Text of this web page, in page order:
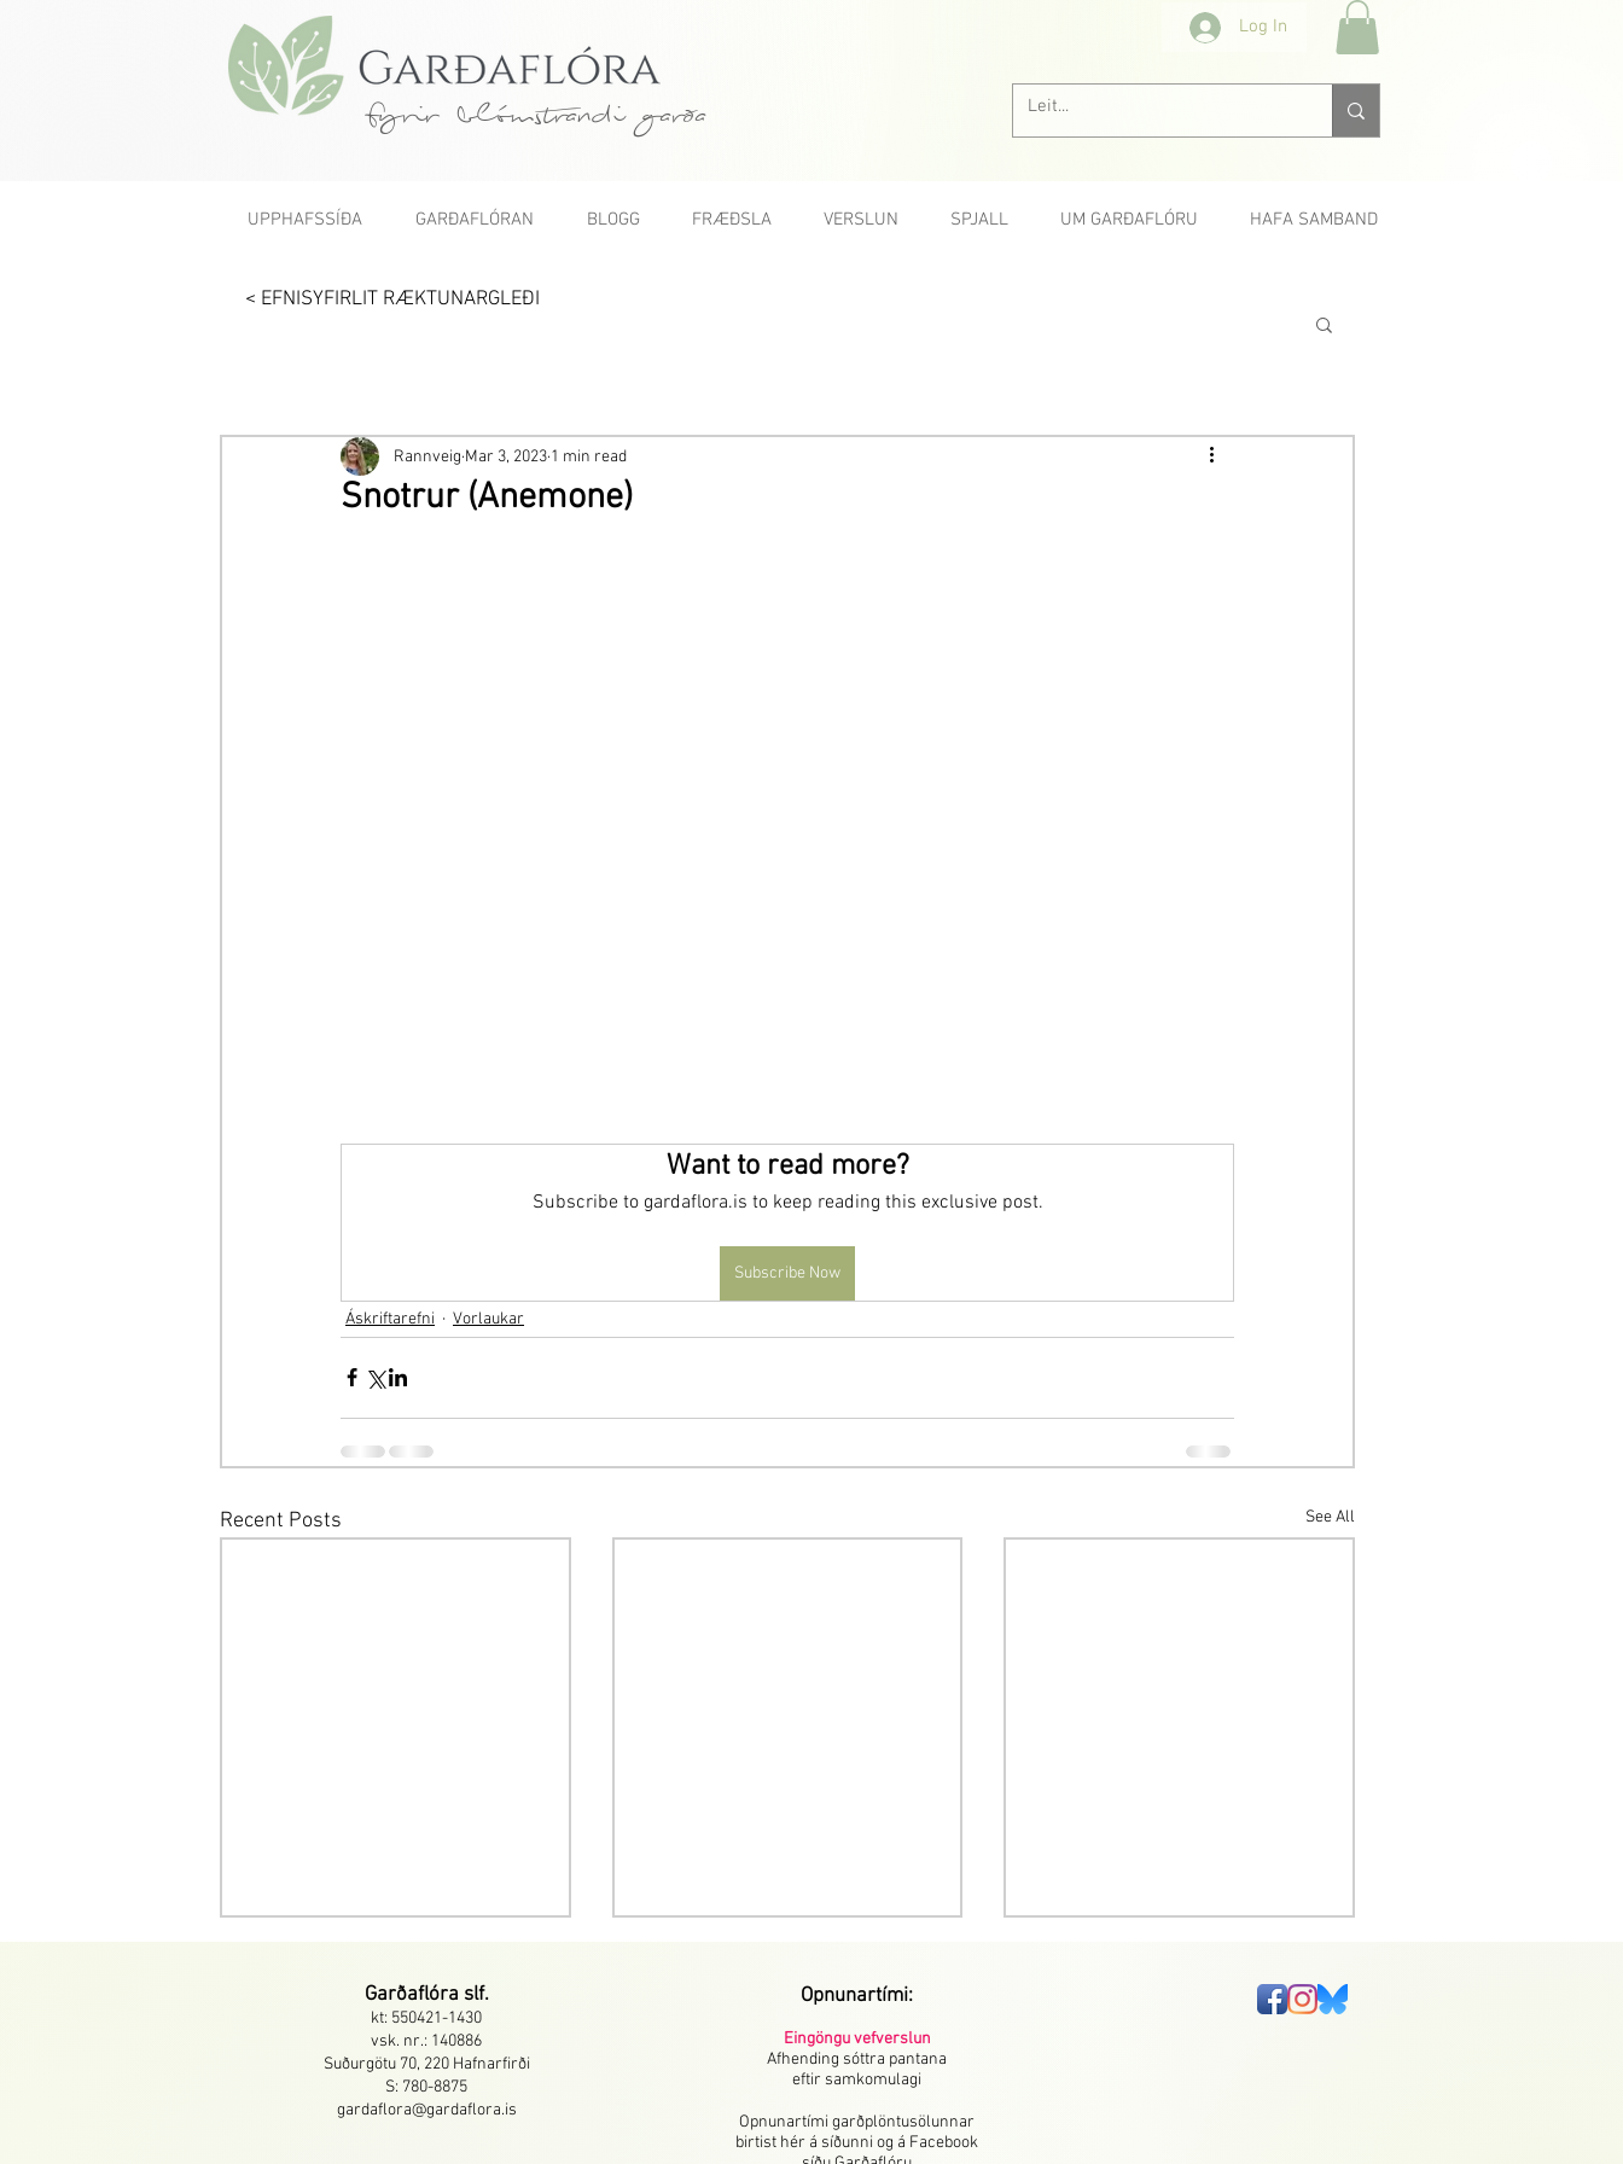
fyrir blómstrandi garða
Log In
UPPHAFSSÍÐA GARÐAFLÓRAN BLOGG FRÆÐSLA VERSLUN SPJALL UM GARÐAFLÓRU HAFA SAMBAND
< EFNISYFIRLIT RÆKTUNARGLEÐI
Snotrur (Anemone)
Rannveig Mar 3, 2023 1 min read
Want to read more?
Subscribe to gardaflora.is to keep reading this exclusive post.
Subscribe Now
Áskriftarefni Vorlaukar
Recent Posts See All
Begonia - gróðursetning
Garðaflóra slf.
kt: 550421-1430
vsk. nr.: 140886
Suðurgötu 70, 220 Hafnarfirði
S: 780-8875
gardaflora@gardaflora.is
Opnunartími:
Eingöngu vefverslun
Afhending sóttra pantana
eftir samkomulagi
Opnunartími garðplöntusölunnar
birtist hér á síðunni og á Facebook